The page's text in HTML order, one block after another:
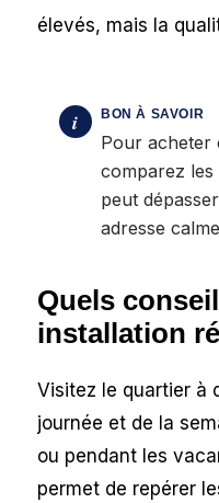
élevés, mais la
Pour acheter
comparez les
peut
adresse
Quels
installation
Visitez le quartier à
journée et de la
ou pendant les
permet de repérer